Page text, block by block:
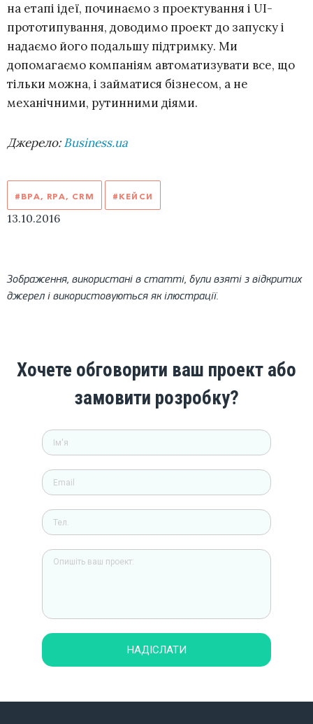
на етапі ідеї, починаємо з проектування і UI-
прототипування, доводимо проект до запуску і
надаємо його подальшу підтримку. Ми
допомагаємо компаніям автоматизувати все, що
тільки можна, і займатися бізнесом, а не
механічними, рутинними діями.
Джерело:Business.ua
#BPA, RPA, CRM #КЕЙСИ
13.10.2016
Зображення, використані в статті, були взяті з відкритих
джерел і використовуються як ілюстрації.
Хочете обговорити ваш проект або
замовити розробку?
НАДІСЛАТИ